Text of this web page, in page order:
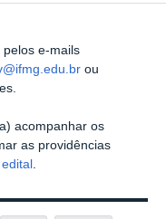
pelos e-mails
ou
acompanhar os
as providências
edital